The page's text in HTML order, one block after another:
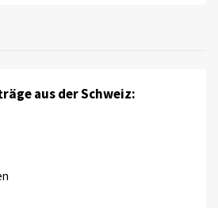
aus der Schweiz: